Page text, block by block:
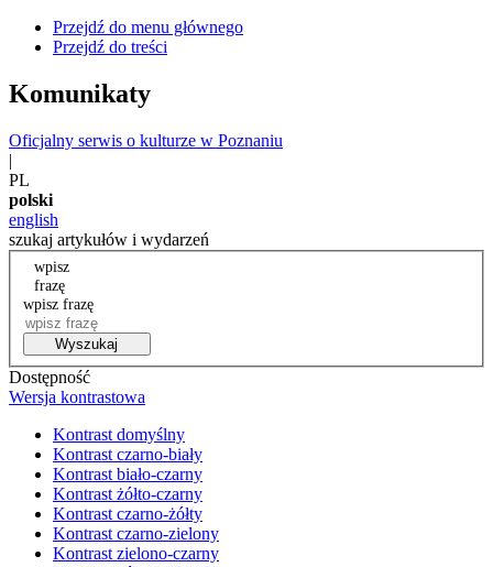
Przejdź do menu głównego
Przejdź do treści
Komunikaty
Oficjalny serwis o kulturze w Poznaniu
|
PL
polski
english
szukaj artykułów i wydarzeń
wpisz
frazę
wpisz frazę
Wyszukaj
Dostępność
Wersja kontrastowa
Kontrast domyślny
Kontrast czarno-biały
Kontrast biało-czarny
Kontrast żółto-czarny
Kontrast czarno-żółty
Kontrast czarno-zielony
Kontrast zielono-czarny